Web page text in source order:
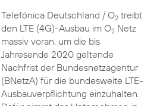
Telefónica Deutschland / O2treibt
den LTE (4G)-Ausbau im O2Netz
massiv voran, um die bis
Jahresende 2020 geltende
Nachfrist der Bundesnetzagentur
(BNetzA) für die bundesweite LTE-
Ausbauverpflichtung einzuhalten.